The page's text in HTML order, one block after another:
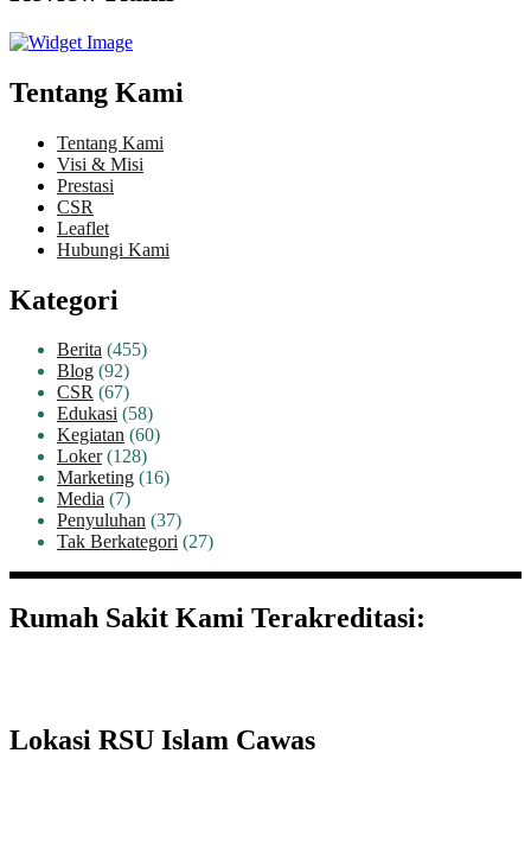
Tentang Kami
Tentang Kami
Visi & Misi
Prestasi
CSR
Leaflet
Hubungi Kami
Kategori
Berita (455)
Blog (92)
CSR (67)
Edukasi (58)
Kegiatan (60)
Loker(128)
Marketing (16)
Media (7)
Penyuluhan (37)
Tak Berkategori (27)
Rumah Sakit Kami Terakreditasi:
Lokasi RSU Islam Cawas